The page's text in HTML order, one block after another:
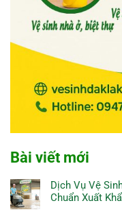
Bài viết mới
Dịch Vụ Vệ
Chuẩn Xuất